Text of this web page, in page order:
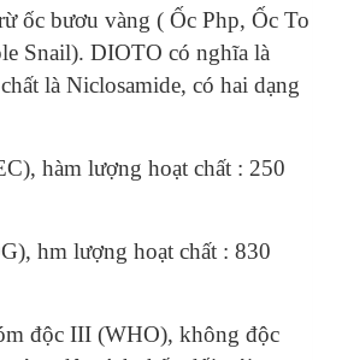
ốc bươu vàng ( Ốc Php, Ốc To
Snail). DIOTO có nghĩa là
là Niclosamide, có hai dạng
hàm lượng hoạt chất : 250
hm lượng hoạt chất : 830
độc III (WHO), không độc